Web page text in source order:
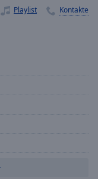
Playlist Kontakte